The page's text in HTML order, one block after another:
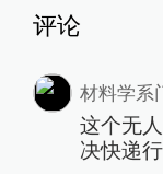
评论
材料学系
这个无
决快递